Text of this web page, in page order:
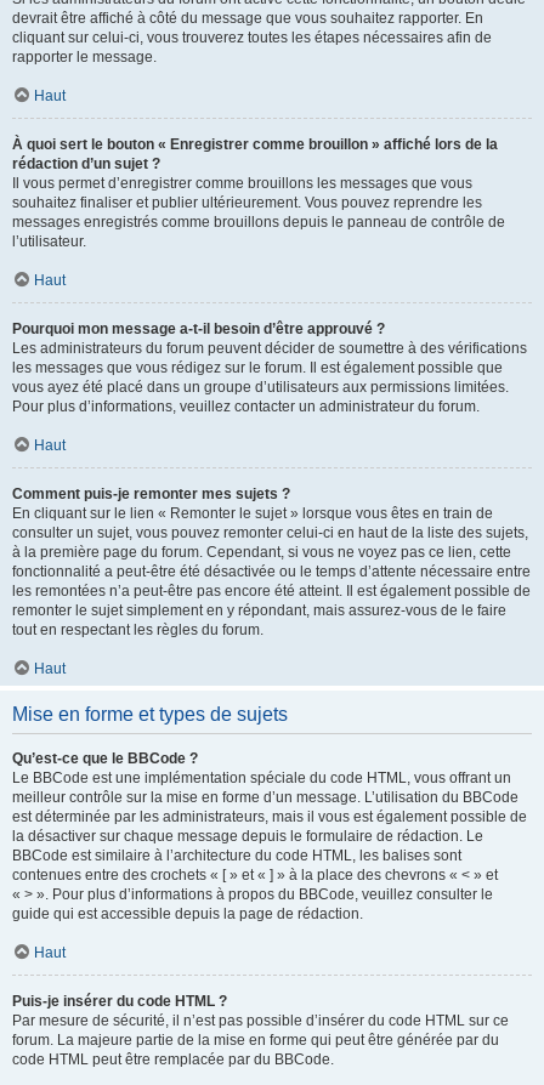
devrait être affiché à côté du message que vous souhaitez rapporter. En
cliquant sur celui-ci, vous trouverez toutes les étapes nécessaires afin de
rapporter le message.
Haut
À quoi sert le bouton « Enregistrer comme brouillon » affiché lors de la
rédaction d’un sujet ?
Il vous permet d’enregistrer comme brouillons les messages que vous
souhaitez finaliser et publier ultérieurement. Vous pouvez reprendre les
messages enregistrés comme brouillons depuis le panneau de contrôle de
l’utilisateur.
Haut
Pourquoi mon message a-t-il besoin d’être approuvé ?
Les administrateurs du forum peuvent décider de soumettre à des vérifications
les messages que vous rédigez sur le forum. Il est également possible que
vous ayez été placé dans un groupe d’utilisateurs aux permissions limitées.
Pour plus d’informations, veuillez contacter un administrateur du forum.
Haut
Comment puis-je remonter mes sujets ?
En cliquant sur le lien « Remonter le sujet » lorsque vous êtes en train de
consulter un sujet, vous pouvez remonter celui-ci en haut de la liste des sujets,
à la première page du forum. Cependant, si vous ne voyez pas ce lien, cette
fonctionnalité a peut-être été désactivée ou le temps d’attente nécessaire entre
les remontées n’a peut-être pas encore été atteint. Il est également possible de
remonter le sujet simplement en y répondant, mais assurez-vous de le faire
tout en respectant les règles du forum.
Haut
Mise en forme et types de sujets
Qu’est-ce que le BBCode ?
Le BBCode est une implémentation spéciale du code HTML, vous offrant un
meilleur contrôle sur la mise en forme d’un message. L’utilisation du BBCode
est déterminée par les administrateurs, mais il vous est également possible de
la désactiver sur chaque message depuis le formulaire de rédaction. Le
BBCode est similaire à l’architecture du code HTML, les balises sont
contenues entre des crochets « [ » et « ] » à la place des chevrons « < » et
« > ». Pour plus d’informations à propos du BBCode, veuillez consulter le
guide qui est accessible depuis la page de rédaction.
Haut
Puis-je insérer du code HTML ?
Par mesure de sécurité, il n’est pas possible d’insérer du code HTML sur ce
forum. La majeure partie de la mise en forme qui peut être générée par du
code HTML peut être remplacée par du BBCode.